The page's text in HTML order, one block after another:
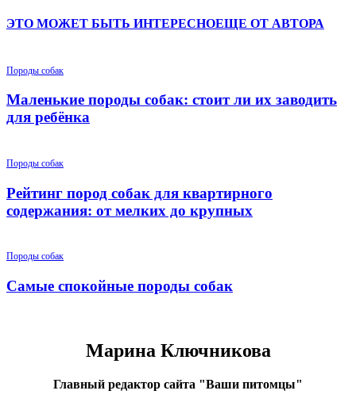
ЭТО МОЖЕТ БЫТЬ ИНТЕРЕСНОЕЩЕ ОТ АВТОРА
Породы собак
Маленькие породы собак: стоит ли их заводить
для ребёнка
Породы собак
Рейтинг пород собак для квартирного
содержания: от мелких до крупных
Породы собак
Самые спокойные породы собак
Марина Ключникова
Главный редактор сайта "Ваши питомцы"